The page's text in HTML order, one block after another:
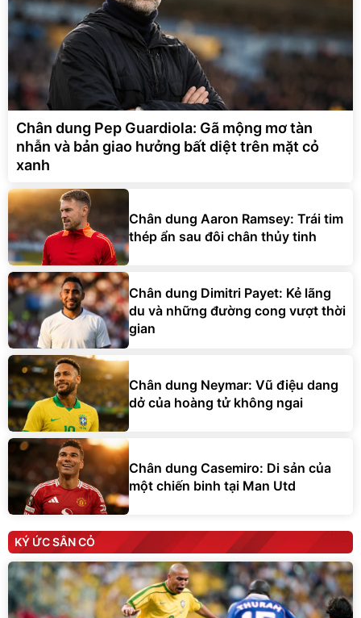
Chân dung Pep Guardiola: Gã mộng mơ tàn
nhẫn và bản giao hưởng bất diệt trên mặt cỏ
xanh
Chân dung Aaron Ramsey: Trái tim
thép ẩn sau đôi chân thủy tinh
Chân dung Dimitri Payet: Kẻ lãng
du và những đường cong vượt thời
gian
Chân dung Neymar: Vũ điệu dang
dở của hoàng tử không ngai
Chân dung Casemiro: Di sản của
một chiến binh tại Man Utd
KÝ ỨC SÂN CỎ